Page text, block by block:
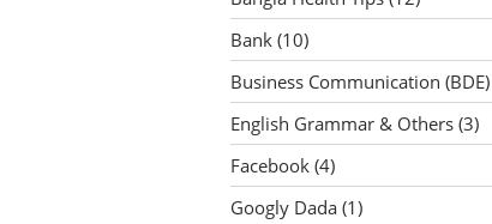
Bank (10)
Business Communication (BDE)
English Grammar & Others (3)
Facebook (4)
Googly Dada (1)